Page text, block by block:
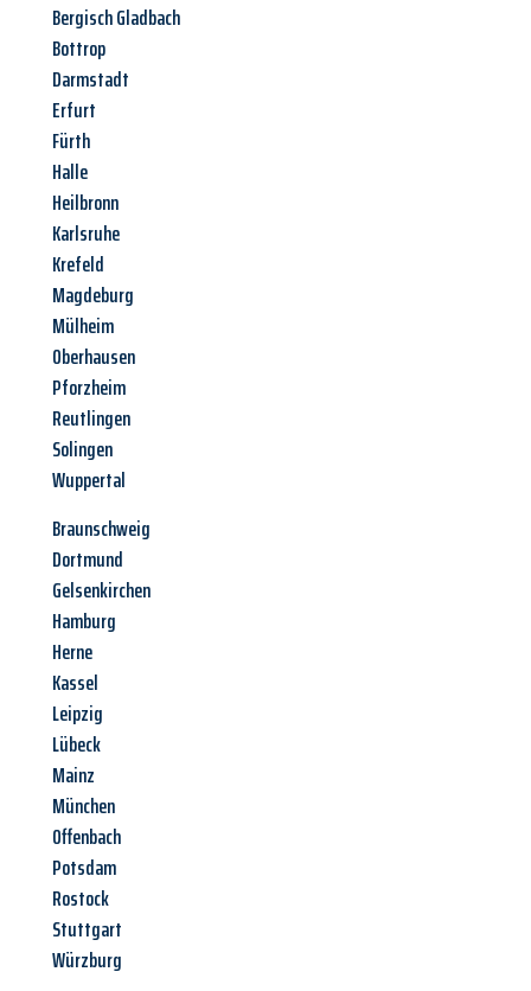
Bergisch Gladbach
Bottrop
Darmstadt
Erfurt
Fürth
Halle
Heilbronn
Karlsruhe
Krefeld
Magdeburg
Mülheim
Oberhausen
Pforzheim
Reutlingen
Solingen
Wuppertal
Braunschweig
Dortmund
Gelsenkirchen
Hamburg
Herne
Kassel
Leipzig
Lübeck
Mainz
München
Offenbach
Potsdam
Rostock
Stuttgart
Würzburg